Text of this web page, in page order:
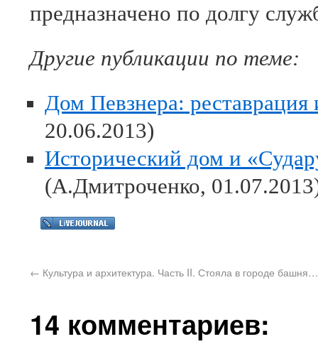
предназначено по долгу
Другие публикации по теме:
Дом Певзнера: реставрация
20.06.2013)
Исторический дом и
(А.Дмитроченко,
← Культура и архитектура. Часть II. Стояла в городе башня…
14 комментариев: